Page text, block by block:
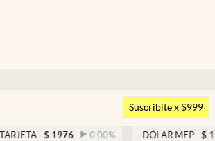
Argentina
Suscribite x $999
1976 0.00% DÓLAR MEP $ 1526,03